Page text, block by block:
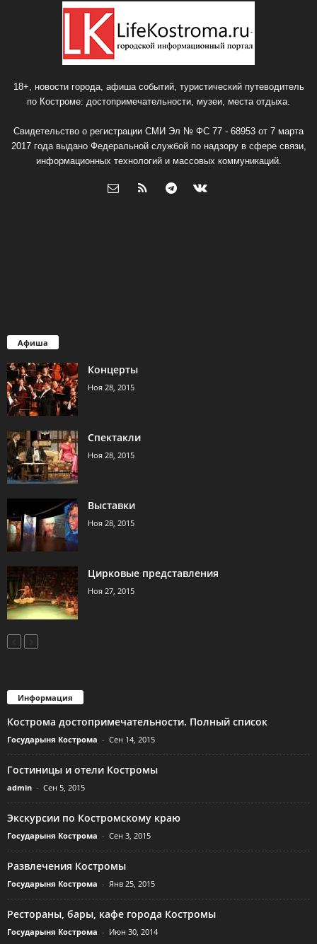
18+, новости города, афиша событий, туристический путеводитель
по Костроме: достопримечательности, музеи, места отдыха.
Свидетельство о регистрации СМИ Эл № ФС 77 - 68953 от 7 марта
2017 года выдано Федеральной службой по надзору в сфере связи,
информационных технологий и массовых коммуникаций.
Афиша
Концерты
Ноя 28, 2015
Спектакли
Ноя 28, 2015
Выставки
Ноя 28, 2015
Цирковые представления
Ноя 27, 2015
Информация
Кострома достопримечательности. Полный список
Государыня Кострома - Сен 14, 2015
Гостиницы и отели Костромы
admin - Сен 5, 2015
Экскурсии по Костромскому краю
Государыня Кострома - Сен 3, 2015
Развлечения Костромы
Государыня Кострома - Янв 25, 2015
Рестораны, бары, кафе города Костромы
Государыня Кострома - Июн 30, 2014